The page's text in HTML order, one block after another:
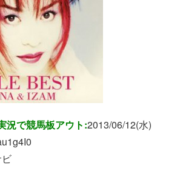
況で競馬板アウト:2013/06/12(水)